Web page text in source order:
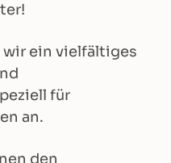
ein vielfältiges
für
an.
den